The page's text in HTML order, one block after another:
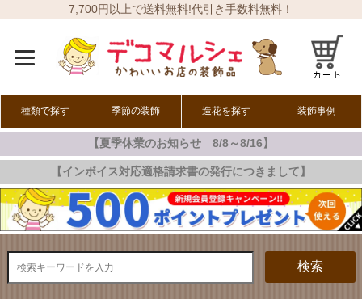
7,700円以上で送料無料!代引き手数料無料！
種類で探す 季節の装飾
春の装飾
夏の装飾
秋の装飾
冬の装飾
オールシーズン
造花を探す 装飾事例
【夏季休業のお知らせ 8/8～8/16】
【インボイス対応適格請求書の発行につきまして】
検索